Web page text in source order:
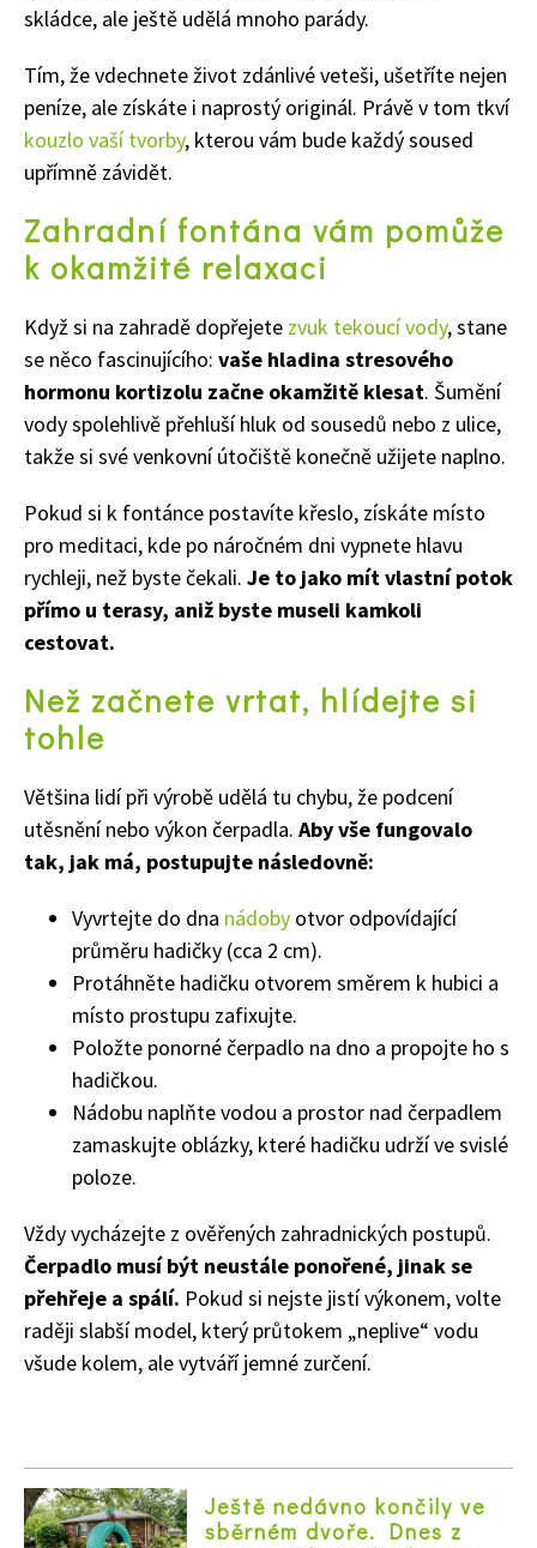
skládce, ale ještě udělá mnoho parády.
Tím, že vdechnete život zdánlivé veteši, ušetříte nejen
peníze, ale získáte i naprostý originál. Právě v tom tkví
kouzlo vaší tvorby, kterou vám bude každý soused
upřímně závidět.
Zahradní fontána vám pomůže
k okamžité relaxaci
Když si na zahradě dopřejete zvuk tekoucí vody, stane
se něco fascinujícího: vaše hladina stresového
hormonu kortizolu začne okamžitě klesat. Šumění
vody spolehlivě přehluší hluk od sousedů nebo z ulice,
takže si své venkovní útočiště konečně užijete naplno.
Pokud si k fontánce postavíte křeslo, získáte místo
pro meditaci, kde po náročném dni vypnete hlavu
rychleji, než byste čekali. Je to jako mít vlastní potok
přímo u terasy, aniž byste museli kamkoli
cestovat.
Než začnete vrtat, hlídejte si
tohle
Většina lidí při výrobě udělá tu chybu, že podcení
utěsnění nebo výkon čerpadla. Aby vše fungovalo
tak, jak má, postupujte následovně:
Vyvrtejte do dna nádoby otvor odpovídající
průměru hadičky (cca 2 cm).
Protáhněte hadičku otvorem směrem k hubici a
místo prostupu zafixujte.
Položte ponorné čerpadlo na dno a propojte ho s
hadičkou.
Nádobu naplňte vodou a prostor nad čerpadlem
zamaskujte oblázky, které hadičku udrží ve svislé
poloze.
Vždy vycházejte z ověřených zahradnických postupů.
Čerpadlo musí být neustále ponořené, jinak se
přehřeje a spálí. Pokud si nejste jistí výkonem, volte
raději slabší model, který průtokem „neplive“ vodu
všude kolem, ale vytváří jemné zurčení.
Ještě nedávno končily ve
sběrném dvoře. Dnes z